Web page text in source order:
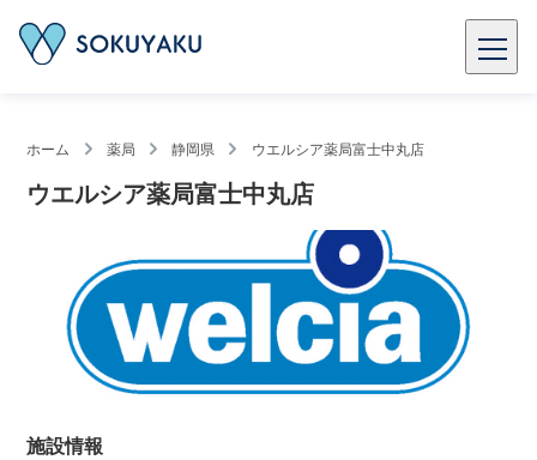
ホーム 薬局 静岡県 ウエルシア薬局富士中丸店
ウエルシア薬局富士中丸店
施設情報